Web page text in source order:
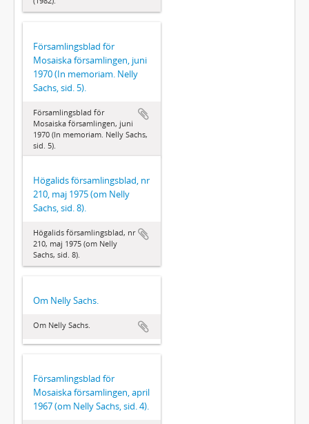
Församlingsblad för
Mosaiska församlingen, juni
1970 (In memoriam. Nelly
Sachs, sid. 5).
Församlingsblad för
Mosaiska församlingen, juni
1970 (In memoriam. Nelly Sachs,
sid. 5).
Högalids församlingsblad, nr
210, maj 1975 (om Nelly
Sachs, sid. 8).
Högalids församlingsblad, nr
210, maj 1975 (om Nelly
Sachs, sid. 8).
Om Nelly Sachs.
Om Nelly Sachs.
Församlingsblad för
Mosaiska församlingen, april
1967 (om Nelly Sachs, sid. 4).